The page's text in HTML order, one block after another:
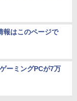
報はこのページで
ーミングPCが7万